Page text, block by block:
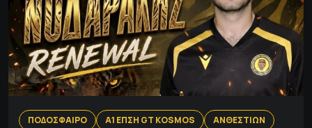
ΠΟΔΟΣΦΑΙΡΟ Α1 ΕΠΣΗ GT KOSMOS ΑΝΘΕΣΤΙΩΝ